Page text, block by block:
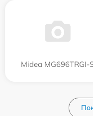
Midea MG696TRGI-